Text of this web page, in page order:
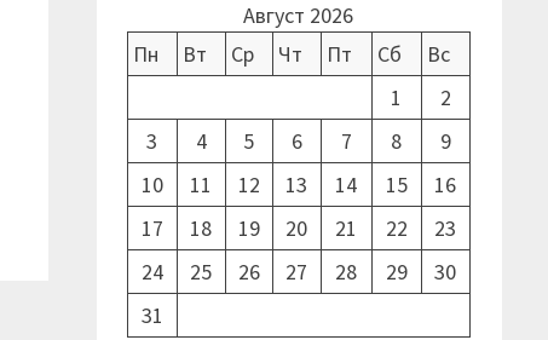
Август 2026
Пн
Вт Ср Чт Пт Сб
Вс
1
2
3
4 5 6 7 8
9
10
11 12 13 14 15
16
17
18 19 20 21 22
23
24
25 26 27 28 29
30
31